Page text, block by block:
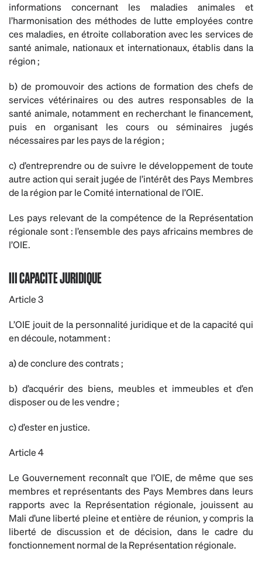
informations concernant les maladies animales et
l’harmonisation des méthodes de lutte employées contre
ces maladies, en étroite collaboration avec les services de
santé animale, nationaux et internationaux, établis dans la
région ;
b) de promouvoir des actions de formation des chefs de
services vétérinaires ou des autres responsables de la
santé animale, notamment en recherchant le financement,
puis en organisant les cours ou séminaires jugés
nécessaires par les pays de la région ;
c) d’entreprendre ou de suivre le développement de toute
autre action qui serait jugée de l’intérêt des Pays Membres
de la région par le Comité international de l’OIE.
Les pays relevant de la compétence de la Représentation
régionale sont : l’ensemble des pays africains membres de
l’OIE.
III CAPACITE JURIDIQUE
Article 3
L’OIE jouit de la personnalité juridique et de la capacité qui
en découle, notamment :
a) de conclure des contrats ;
b) d’acquérir des biens, meubles et immeubles et d’en
disposer ou de les vendre ;
c) d’ester en justice.
Article 4
Le Gouvernement reconnaît que l’OIE, de même que ses
membres et représentants des Pays Membres dans leurs
rapports avec la Représentation régionale, jouissent au
Mali d’une liberté pleine et entière de réunion, y compris la
liberté de discussion et de décision, dans le cadre du
fonctionnement normal de la Représentation régionale.